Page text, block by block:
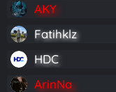
AKY
Fatihklz
HDC
ArinNa